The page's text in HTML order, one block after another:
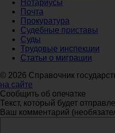
Нотариусы
Почта
Прокуратура
Судебные приставы
Суды
Трудовые инспекции
Статьи о миграции
© 2026 Справочник
на сайте
Сообщить об опечатке
Текст, который будет
Ваш комментарий